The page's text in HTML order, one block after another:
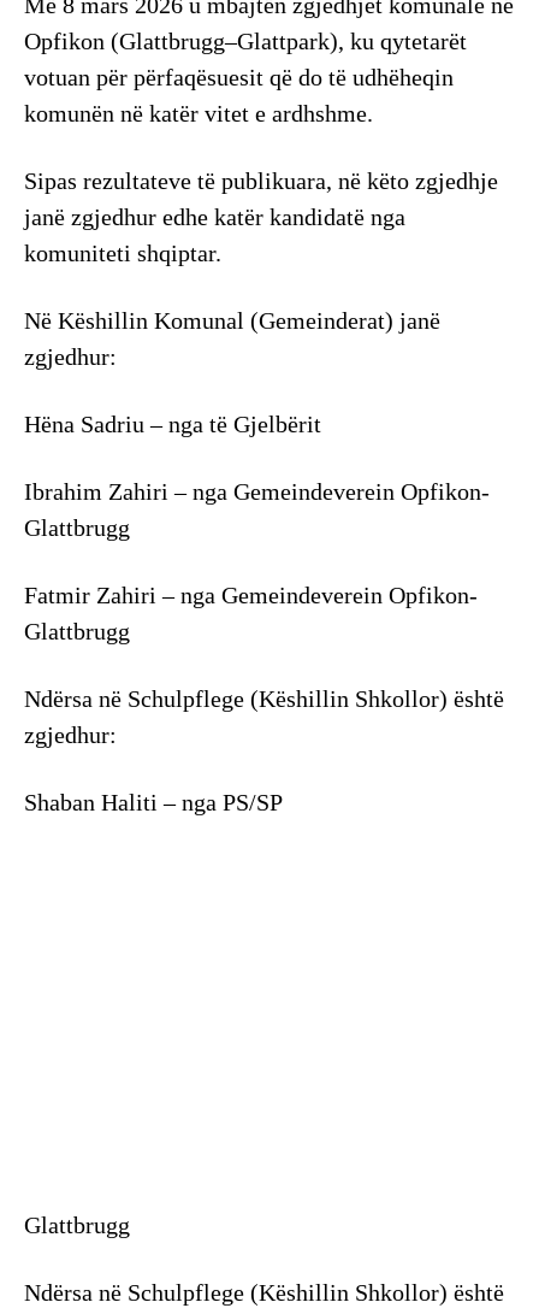
Opfikon (Glattbrugg–Glattpark), ku qytetarët
votuan për përfaqësuesit që do të udhëheqin
komunën në katër vitet e ardhshme.
Sipas rezultateve të publikuara, në këto zgjedhje
janë zgjedhur edhe katër kandidatë nga
komuniteti shqiptar.
Në Këshillin Komunal (Gemeinderat) janë
zgjedhur:
Hëna Sadriu – nga të Gjelbërit
Ibrahim Zahiri – nga Gemeindeverein Opfikon-
Glattbrugg
Fatmir Zahiri – nga Gemeindeverein Opfikon-
Glattbrugg
Ndërsa në Schulpflege (Këshillin Shkollor) është
zgjedhur:
Shaban Haliti – nga PS/SP
Glattbrugg
Ndërsa në Schulpflege (Këshillin Shkollor) është